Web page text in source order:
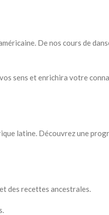
De nos cours de
sens et enrichira votre
latine. Découvrez une
des recettes ancestrales.